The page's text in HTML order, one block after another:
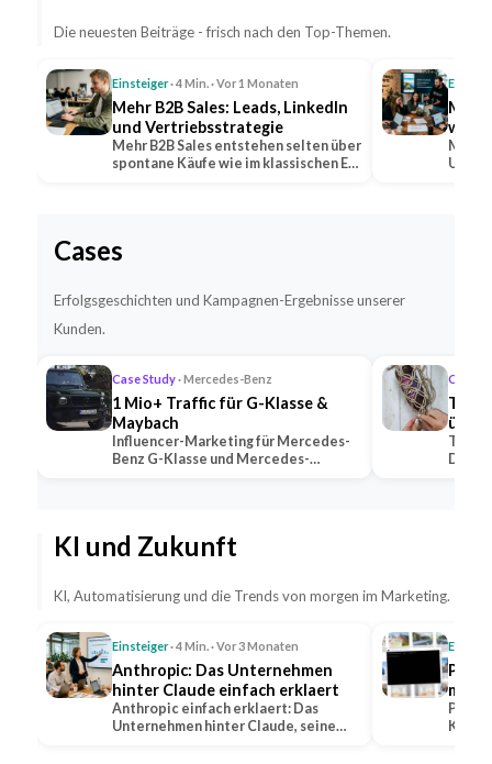
Die neuesten Beiträge - frisch nach den Top-Themen.
Einsteiger· 4 Min. · Vor 1 Monaten
Mehr B2B Sales: Leads, LinkedIn
und Vertriebsstrategie
Mehr B2B Sales entstehen selten über
spontane Käufe wie im klassischen E-
Mehr
Mehr
Cases
Erfolgsgeschichten und Kampagnen-Ergebnisse unserer
Kunden.
Case Study· Mercedes-Benz
1 Mio+ Traffic für G-Klasse &
Maybach
Influencer-Marketing für Mercedes-
Benz G-Klasse und Mercedes-
Case
KI und Zukunft
KI, Automatisierung und die Trends von morgen im Marketing.
Einsteiger· 4 Min. · Vor 3 Monaten
Anthropic: Das Unternehmen
hinter Claude einfach erklaert
Anthropic einfach erklaert: Das
Unternehmen hinter Claude, seine
mit
KI-